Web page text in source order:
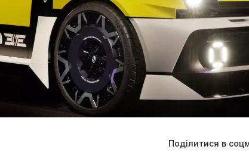
Поділитися в